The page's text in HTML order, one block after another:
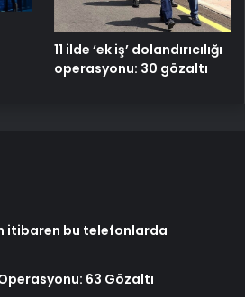
11 ilde ‘ek iş’ dolandırıcılığı
operasyonu: 30 gözaltı
itibaren bu telefonlarda
63 Gözaltı